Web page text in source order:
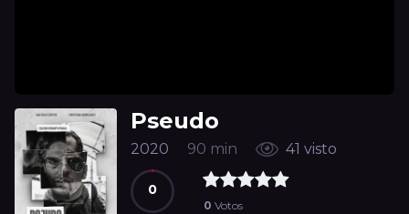
Pseudo
2020 90 min 41 visto
0
0 Votos